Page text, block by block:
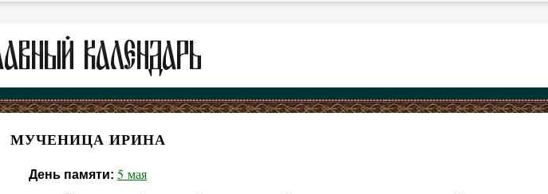
МУЧЕНИЦА ИРИНА
День памяти: 5 мая